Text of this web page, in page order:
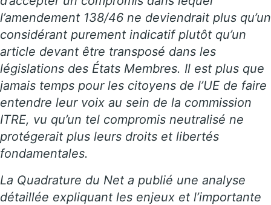
l’amendement 138/46 ne deviendrait plus qu’un
considérant purement indicatif plutôt qu’un
article devant être transposé dans les
législations des États Membres. Il est plus que
jamais temps pour les citoyens de l’UE de faire
entendre leur voix au sein de la commission
ITRE, vu qu’un tel compromis neutralisé ne
protégerait plus leurs droits et libertés
fondamentales.
La Quadrature du Net a publié une analyse
détaillée expliquant les enjeux et l’importante